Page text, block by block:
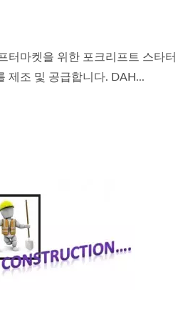
터마켓을 위한 포크리프트 스타터
제조 및 공급합니다. DAH...